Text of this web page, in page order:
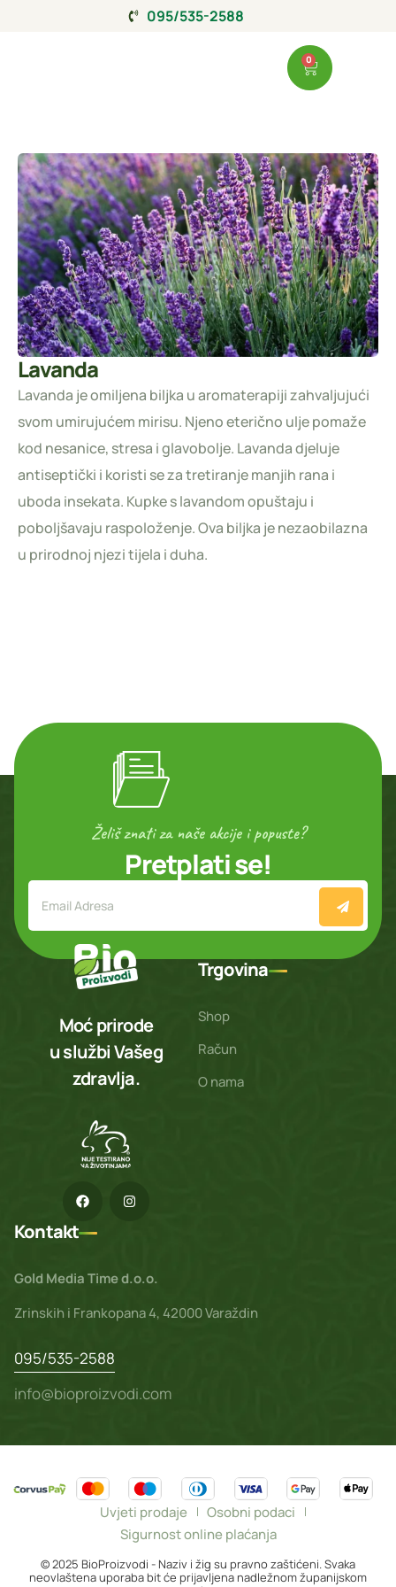
095/535-2588
0
Lavanda
Lavanda je omiljena biljka u aromaterapiji zahvaljujući
svom umirujućem mirisu. Njeno eterično ulje pomaže
kod nesanice, stresa i glavobolje. Lavanda djeluje
antiseptički i koristi se za tretiranje manjih rana i
uboda insekata. Kupke s lavandom opuštaju i
poboljšavaju raspoloženje. Ova biljka je nezaobilazna
u prirodnoj njezi tijela i duha.
Želiš znati za naše akcije i popuste?
Pretplati se!
Moć prirode
u službi Vašeg
zdravlja.
Trgovina
Shop
Račun
O nama
Kontakt
Gold Media Time d.o.o.
Zrinskih i Frankopana 4, 42000 Varaždin
095/535-2588
info@bioproizvodi.com
Uvjeti prodaje
Osobni podaci
Sigurnost online plaćanja
© 2025 BioProizvodi - Naziv i žig su pravno zaštićeni. Svaka
neovlaštena uporaba bit će prijavljena nadležnom županijskom